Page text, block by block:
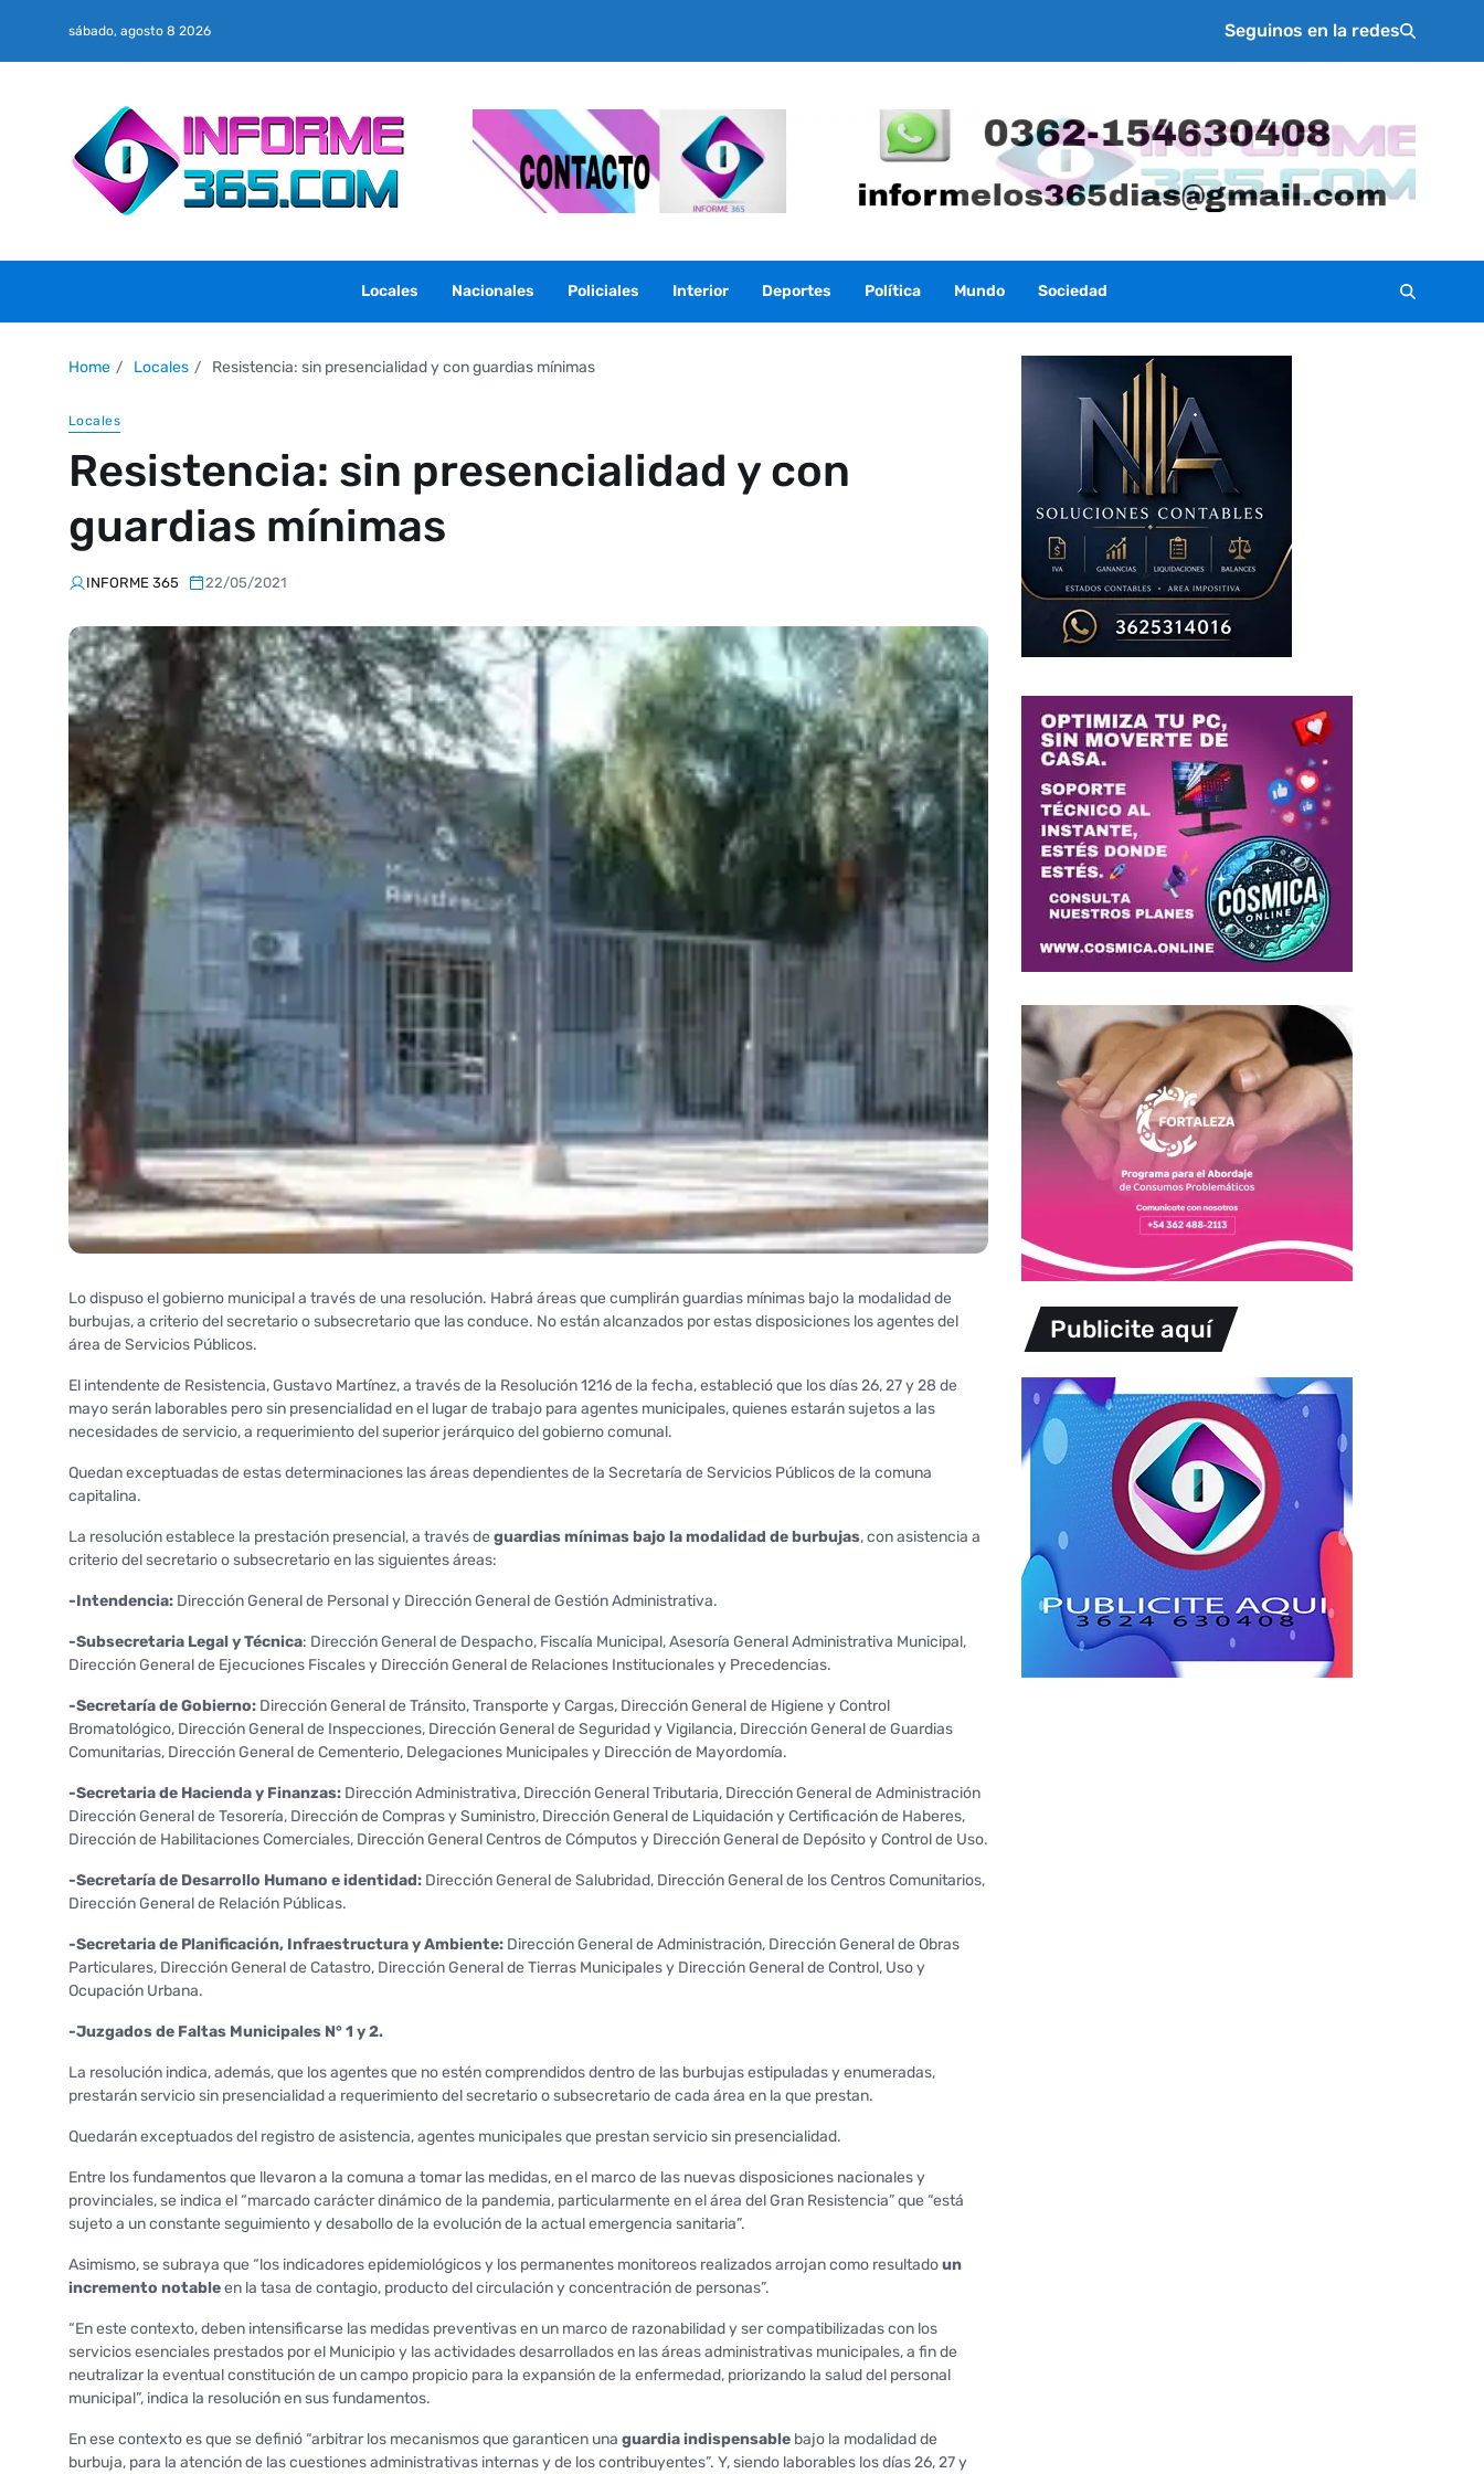
sábado, agosto 8 2026 Seguinos en la redes
Locales Nacionales Policiales Interior Deportes Política Mundo Sociedad
Home Locales Resistencia: sin presencialidad y con guardias mínimas
Locales
Resistencia: sin presencialidad y con
guardias mínimas
INFORME 365 22/05/2021
Lo dispuso el gobierno municipal a través de una resolución. Habrá áreas que cumplirán guardias mínimas bajo la modalidad de
burbujas, a criterio del secretario o subsecretario que las conduce. No están alcanzados por estas disposiciones los agentes del
área de Servicios Públicos.
El intendente de Resistencia, Gustavo Martínez, a través de la Resolución 1216 de la fecha, estableció que los días 26, 27 y 28 de
mayo serán laborables pero sin presencialidad en el lugar de trabajo para agentes municipales, quienes estarán sujetos a las
necesidades de servicio, a requerimiento del superior jerárquico del gobierno comunal.
Quedan exceptuadas de estas determinaciones las áreas dependientes de la Secretaría de Servicios Públicos de la comuna
capitalina.
La resolución establece la prestación presencial, a través de guardias mínimas bajo la modalidad de burbujas, con asistencia a
criterio del secretario o subsecretario en las siguientes áreas:
-Intendencia: Dirección General de Personal y Dirección General de Gestión Administrativa.
-Subsecretaria Legal y Técnica: Dirección General de Despacho, Fiscalía Municipal, Asesoría General Administrativa Municipal,
Dirección General de Ejecuciones Fiscales y Dirección General de Relaciones Institucionales y Precedencias.
-Secretaría de Gobierno: Dirección General de Tránsito, Transporte y Cargas, Dirección General de Higiene y Control
Bromatológico, Dirección General de Inspecciones, Dirección General de Seguridad y Vigilancia, Dirección General de Guardias
Comunitarias, Dirección General de Cementerio, Delegaciones Municipales y Dirección de Mayordomía.
-Secretaria de Hacienda y Finanzas: Dirección Administrativa, Dirección General Tributaria, Dirección General de Administración
Dirección General de Tesorería, Dirección de Compras y Suministro, Dirección General de Liquidación y Certificación de Haberes,
Dirección de Habilitaciones Comerciales, Dirección General Centros de Cómputos y Dirección General de Depósito y Control de Uso.
-Secretaría de Desarrollo Humano e identidad: Dirección General de Salubridad, Dirección General de los Centros Comunitarios,
Dirección General de Relación Públicas.
-Secretaria de Planificación, Infraestructura y Ambiente: Dirección General de Administración, Dirección General de Obras
Particulares, Dirección General de Catastro, Dirección General de Tierras Municipales y Dirección General de Control, Uso y
Ocupación Urbana.
-Juzgados de Faltas Municipales N° 1 y 2.
La resolución indica, además, que los agentes que no estén comprendidos dentro de las burbujas estipuladas y enumeradas,
prestarán servicio sin presencialidad a requerimiento del secretario o subsecretario de cada área en la que prestan.
Quedarán exceptuados del registro de asistencia, agentes municipales que prestan servicio sin presencialidad.
Entre los fundamentos que llevaron a la comuna a tomar las medidas, en el marco de las nuevas disposiciones nacionales y
provinciales, se indica el “marcado carácter dinámico de la pandemia, particularmente en el área del Gran Resistencia” que “está
sujeto a un constante seguimiento y desabollo de la evolución de la actual emergencia sanitaria”.
Asimismo, se subraya que “los indicadores epidemiológicos y los permanentes monitoreos realizados arrojan como resultadoun
incremento notableen la tasa de contagio, producto del circulación y concentración de personas”.
“En este contexto, deben intensificarse las medidas preventivas en un marco de razonabilidad y ser compatibilizadas con los
servicios esenciales prestados por el Municipio y las actividades desarrollados en las áreas administrativas municipales, a fin de
neutralizar la eventual constitución de un campo propicio para la expansión de la enfermedad, priorizando la salud del personal
municipal”, indica la resolución en sus fundamentos.
En ese contexto es que se definió “arbitrar los mecanismos que garanticen una guardia indispensable bajo la modalidad de
burbuja, para la atención de las cuestiones administrativas internas y de los contribuyentes”. Y, siendo laborables los días 26, 27 y
Publicite aquí